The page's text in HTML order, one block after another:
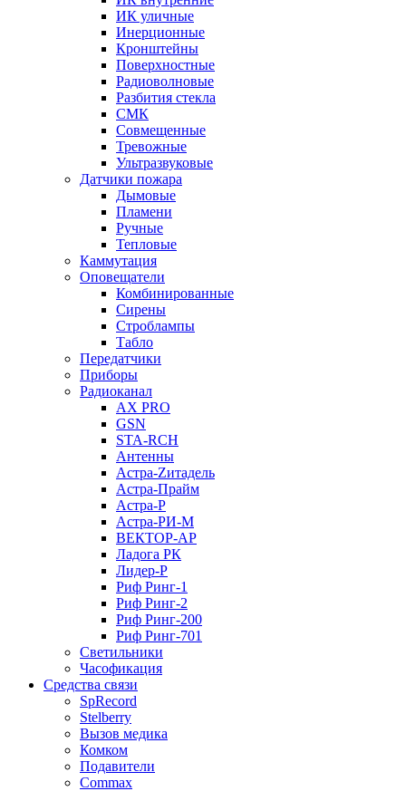
ИК уличные
Инерционные
Кронштейны
Поверхностные
Радиоволновые
Разбития стекла
СМК
Совмещенные
Тревожные
Ультразвуковые
Датчики пожара
Дымовые
Пламени
Ручные
Тепловые
Каммутация
Оповещатели
Комбинированные
Сирены
Строблампы
Табло
Передатчики
Приборы
Радиоканал
AX PRO
GSN
STA-RCH
Антенны
Астра-Zитадель
Астра-Прайм
Астра-Р
Астра-РИ-М
ВЕКТОР-АР
Ладога РК
Лидер-Р
Риф Ринг-1
Риф Ринг-2
Риф Ринг-200
Риф Ринг-701
Светильники
Часофикация
Средства связи
SpRecord
Stelberry
Вызов медика
Комком
Подавители
Сommax